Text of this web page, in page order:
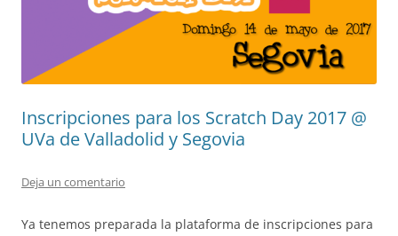
Inscripciones para los Scratch Day 2017 @
UVa de Valladolid y Segovia
Deja un comentario
Ya tenemos preparada la plataforma de inscripciones para